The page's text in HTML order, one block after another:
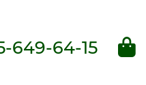
649-64-15